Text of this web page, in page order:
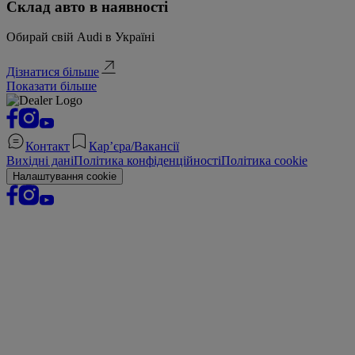
Склад авто в наявності
Обирай свій Audi в Україні
Дізнатися більше
Показати більше
Контакт
Кар’єра/Вакансії
Вихідні даніПолітика конфіденційностіПолітика cookie
Налаштування cookie